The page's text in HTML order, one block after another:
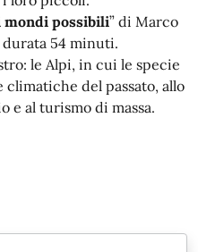
possibili” di Marco
54 minuti.
le Alpi, in cui le specie
del passato, allo
al turismo di massa.